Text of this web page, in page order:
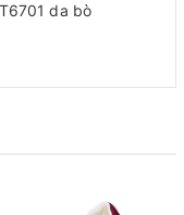
da bò